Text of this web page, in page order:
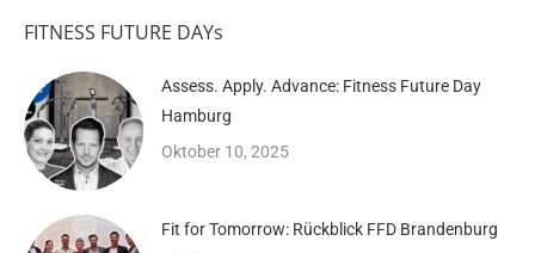
FITNESS FUTURE DAYs
Assess. Apply. Advance: Fitness Future Day
Hamburg
Oktober 10, 2025
Fit for Tomorrow: Rückblick FFD Brandenburg